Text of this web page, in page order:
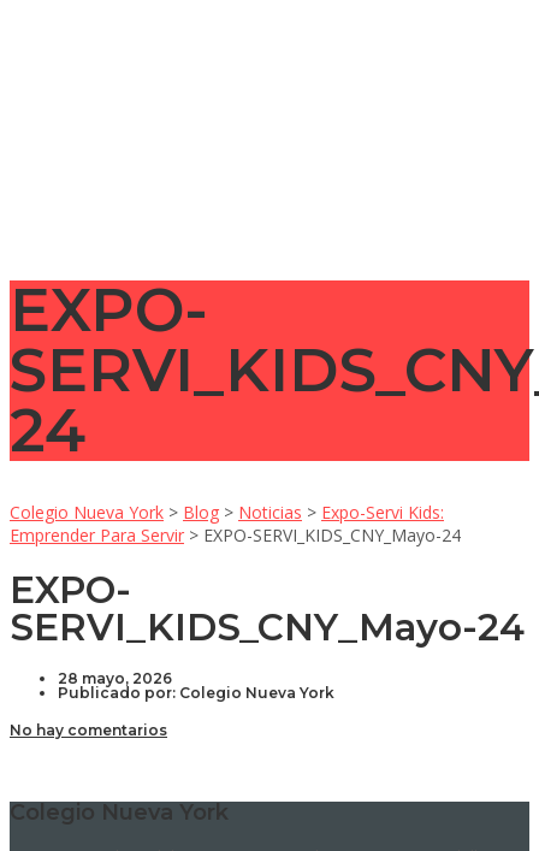
EXPO-
24
Colegio Nueva York > Blog > Noticias > Expo-Servi Kids:
Emprender Para Servir > EXPO-SERVI_KIDS_CNY_Mayo-24
EXPO-
SERVI_KIDS_CNY_Mayo-24
28 mayo, 2026
Publicado por: Colegio Nueva York
No hay comentarios
Colegio Nueva York